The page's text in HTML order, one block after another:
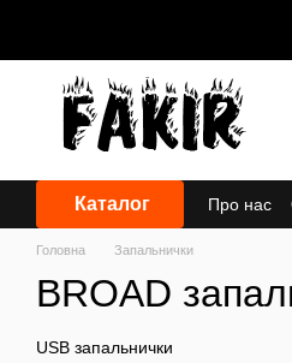
Каталог Про нас
Головна Запальнички
BROAD
USB запальнички